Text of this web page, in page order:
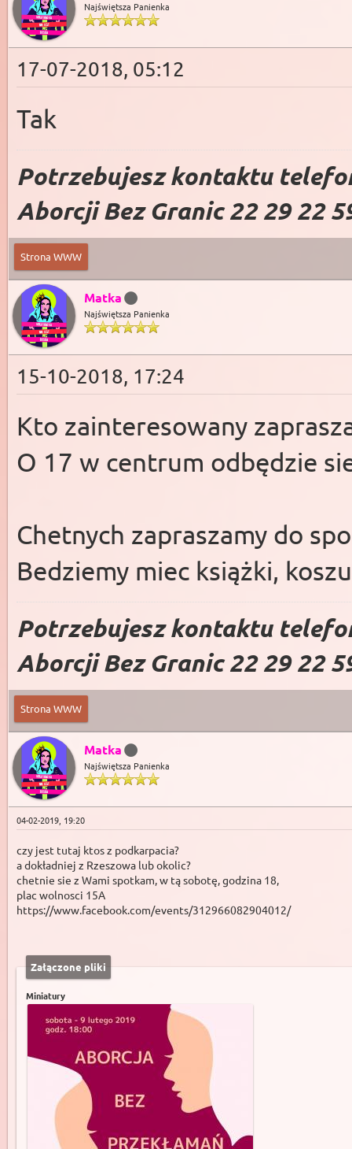
Najświętsza Panienka
17-07-2018, 05:12
Tak
Potrzebujesz kontaktu
Aborcji Bez Granic 22 29 22
Strona WWW
Matka
Najświętsza Panienka
15-10-2018, 17:24
Kto zainteresowany
O 17 w centrum odbędzie
Chetnych zapraszamy do
Bedziemy miec książki,
Potrzebujesz kontaktu
Aborcji Bez Granic 22 29 22
Strona WWW
Matka
Najświętsza Panienka
04-02-2019, 19:20
czy jest tutaj ktos z podkarpacia?
a dokładniej z Rzeszowa lub okolic?
chetnie sie z Wami spotkam, w tą sobotę, godzina 18,
plac wolnosci 15A
https://www.facebook.com/events/312966082904012/
Załączone pliki
Miniatury